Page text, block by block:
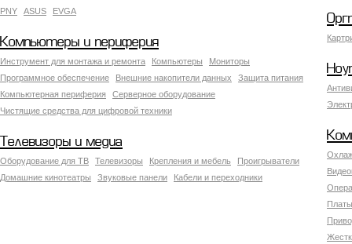
PNY
ASUS EVGA
Компьютеры и периферия
Инструмент для монтажа и ремонта Компьютеры
Мониторы
Программное обеспечение
Внешние накопители данных
Защита питания
Компьютерная периферия
Серверное оборудование
Чистящие средства для цифровой техники
Телевизоры и медиа
Оборудование для ТВ Телевизоры Крепления и мебель
Проигрыватели
Домашние кинотеатры
Звуковые панели Кабели и переходники